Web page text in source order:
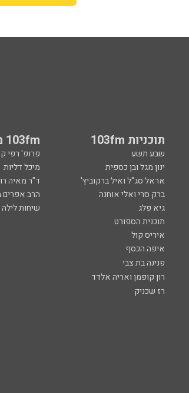
תוכניות 103fm 103fm מייעצים
שבע תשע פרופ' רפי
ינון מגל ובן כספית
מיכל דליות
אראל סג"ל ואיל ברקוביץ'
ד"ר מאיה
ברק סרי ואלי אוחנה
הרב אפרים
גיא פלג
שיחות לילה
תוכנית הספורט
איריס קול
איפה הכסף
פנינה בת צבי
רון קופמן ואריה אלדד
רז שכניק